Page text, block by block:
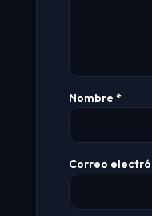
Nombre *
Correo